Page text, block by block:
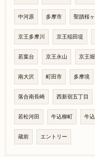
中河原 多摩市 聖蹟桜
京王多摩川 京王稲田堤
若葉台 京王永山 京王
南大沢 町田市 多摩境
落合南長崎 西新宿五丁目
若松河田 牛込柳町 牛
蔵前 エントリー